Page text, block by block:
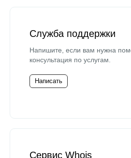
Служба поддержки
Напишите, если вам нужна
консультация по услугам.
Написать
Сервис Whois